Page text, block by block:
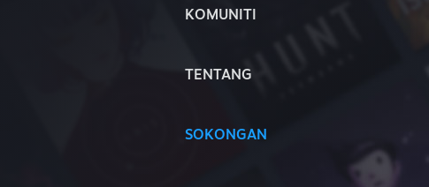
KOMUNITI
TENTANG
SOKONGAN